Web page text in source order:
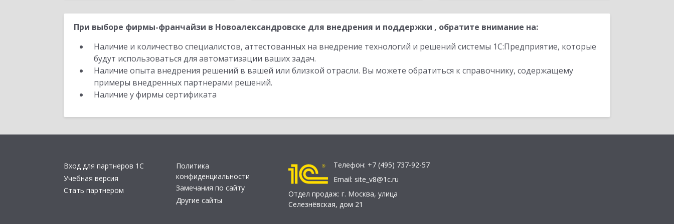
При выборе фирмы-франчайзи в Новоалександровске для внедрения и поддержки , обратите внимание на:
Наличие и количество специалистов, аттестованных на внедрение технологий и решений системы 1С:Предприятие, которые
будут использоваться для автоматизации ваших задач.
Наличие опыта внедрения решений в вашей или близкой отрасли. Вы можете обратиться к справочнику, содержащему
примеры внедренных партнерами решений.
Наличие у фирмы сертификата
Вход для партнеров 1С
Учебная версия
Стать партнером
Политика
конфиденциальности
Замечания по сайту
Другие сайты
Телефон: +7 (495) 737-92-57
Email: site_v8@1c.ru
Отдел продаж: г. Москва, улица
Селезнёвская, дом 21